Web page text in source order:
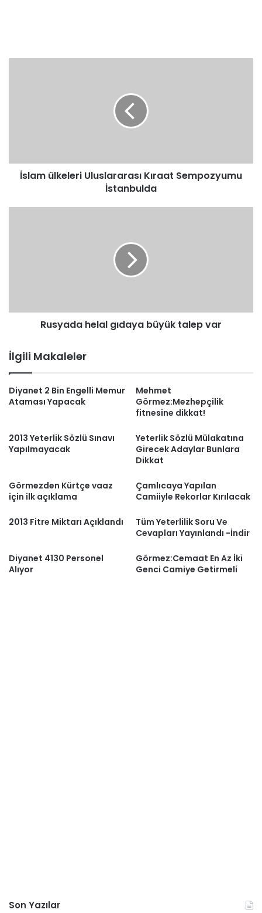
İslam ülkeleri Uluslararası Kıraat Sempozyumu
İstanbulda
Rusyada helal gıdaya büyük talep var
İlgili Makaleler
Diyanet 2 Bin Engelli Memur
Ataması Yapacak
Mehmet
Görmez:Mezhepçilik
fitnesine dikkat!
2013 Yeterlik Sözlü Sınavı
Yapılmayacak
Yeterlik Sözlü Mülakatına
Girecek Adaylar Bunlara
Dikkat
Görmezden Kürtçe vaaz
için ilk açıklama
Çamlıcaya Yapılan
Camiiyle Rekorlar Kırılacak
2013 Fitre Miktarı Açıklandı
Tüm Yeterlilik Soru Ve
Cevapları Yayınlandı -İndir
Diyanet 4130 Personel
Alıyor
Görmez:Cemaat En Az İki
Genci Camiye Getirmeli
Son Yazılar